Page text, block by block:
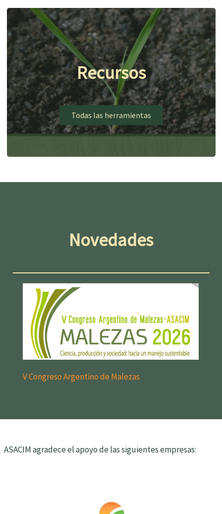
Recursos
Todas las herramientas
Novedades
V Congreso Argentino de Malezas
ASACIM agradece el apoyo de las siguientes empresas: